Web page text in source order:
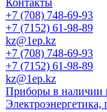
Контакты
+7 (708) 748-69-93
+7 (7152) 61-98-89
kz@1ep.kz
+7 (708) 748-69-93
+7 (7152) 61-98-89
kz@1ep.kz
Приборы в наличии